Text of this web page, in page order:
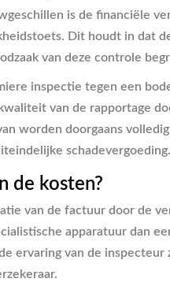
is de financiële
Dit houdt in dat
van deze controle
inspectie tegen een
van de rapportage
worden doorgaans
schadevergoeding.
de kosten?
van de factuur door de
apparatuur dan
ervaring van de